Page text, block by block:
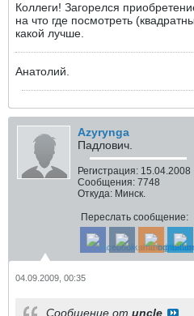
Коллеги! Загорелся
на что где посмотреть
какой лучше.
Анатолий.
Azyrynga
Падлович.
Регистрация: 15.04.2008
Сообщения: 7748
Откуда: Минск.
Переслать сообщение:
04.09.2009, 00:35
Сообщение от uncle